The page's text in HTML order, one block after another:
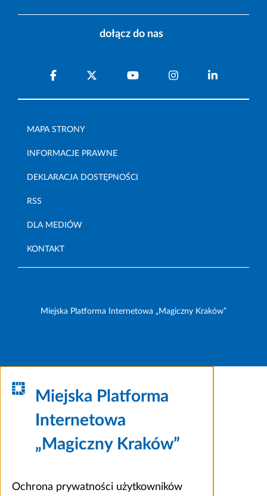
dołącz do nas
MAPA STRONY
INFORMACJE PRAWNE
DEKLARACJA DOSTĘPNOŚCI
RSS
DLA MEDIÓW
KONTAKT
Miejska Platforma Internetowa „Magiczny Kraków”
Miejska Platforma
Internetowa
„Magiczny Kraków”
Ochrona prywatności użytkowników